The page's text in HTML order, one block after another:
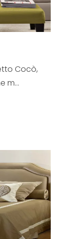
Cocò,
m...